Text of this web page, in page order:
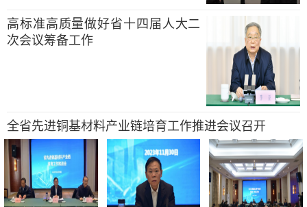
高标准高质量做好省十四届人大二
次会议筹备工作
全省先进铜基材料产业链培育工作推进会议召开